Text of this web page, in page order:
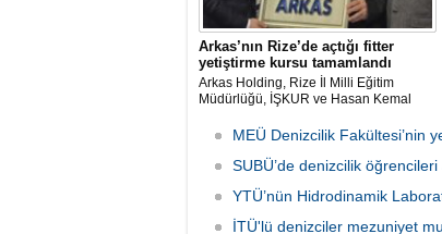
Arkas’nın Rize’de açtığı fitter
yetiştirme kursu tamamlandı
Arkas Holding, Rize İl Milli Eğitim
Müdürlüğü, İŞKUR ve Hasan Kemal
Tamir Ustası (Fitter) Yetiştirme Kursu’
tamamlayıp sınavı geçecek adaylar
alacak.
MEÜ Denizcilik Fakültesi’nin
SUBÜ’de denizcilik öğrencileri
YTÜ’nün Hidrodinamik
İTÜ'lü denizciler mezuniyet